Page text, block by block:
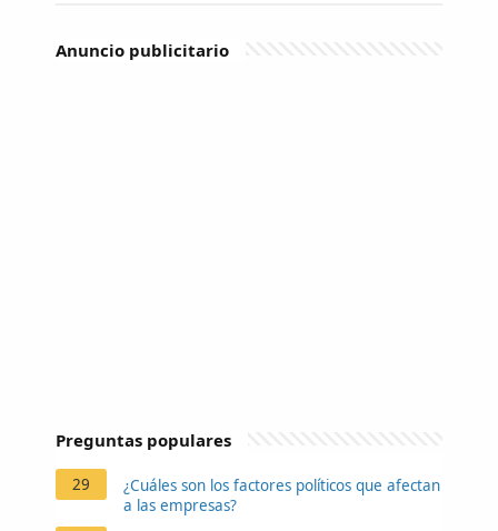
Anuncio publicitario
Preguntas populares
29
¿Cuáles son los factores políticos que afectan
a las empresas?